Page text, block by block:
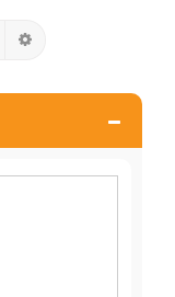
Rechercher